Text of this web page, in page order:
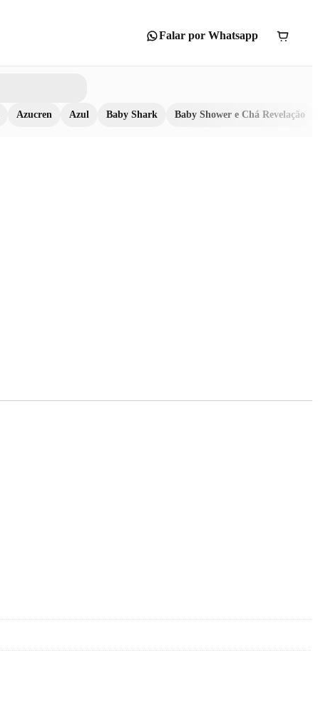
Falar por Whatsapp
Azucren Azul Baby Shark Baby Shower e Chá Revelação